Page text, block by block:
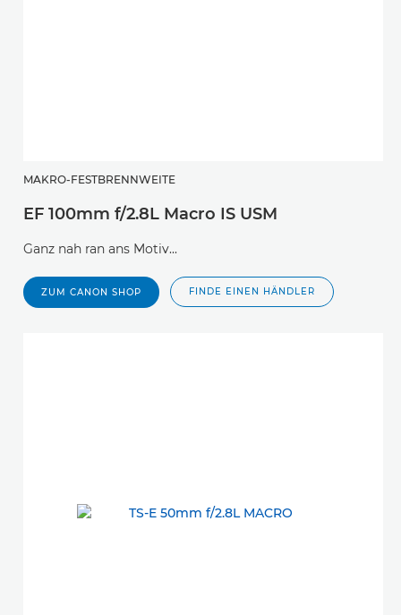
MAKRO-FESTBRENNWEITE
EF 100mm f/2.8L Macro IS USM
Ganz nah ran ans Motiv...
ZUM CANON SHOP FINDE EINEN HÄNDLER